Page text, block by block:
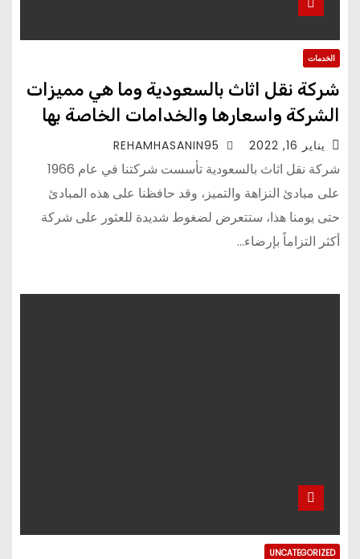
الخدمات
شركة نقل اثاث بالسعودية وما هي مميزات
الشركة واسعارها والخدامات الخاصة بها
يناير 16, 2022
شركة نقل اثاث بالسعودية تأسست شركتنا في عام 1966
على مبادئ النزاهة والتميز، وقد حافظنا على هذه المبادئ
حتى يومنا هذا، ستتعرض لضغوط شديدة للعثور على شركة
أكثر التزاماً بإرضاء…
UNCATEGORIZED